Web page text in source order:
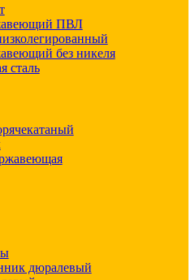
ПВЛ
без никеля
сталь
дюралевый